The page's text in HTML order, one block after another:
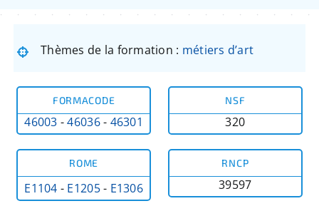
Thèmes de la formation : métiers d’art
FORMACODE
46003 -46036- 46301
NSF
320
RNCP
39597
ROME
E1104 - E1205- E1306